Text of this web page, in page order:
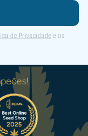
de Privacidade e os